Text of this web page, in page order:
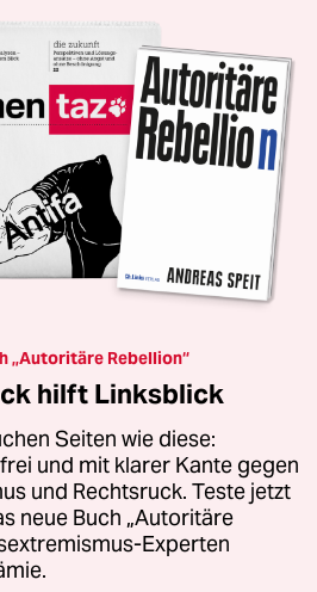
„Autoritäre Rebellion“
hilft Linksblick
Seiten wie diese:
und mit klarer Kante gegen
und Rechtsruck. Teste jetzt
neue Buch „Autoritäre
Experten